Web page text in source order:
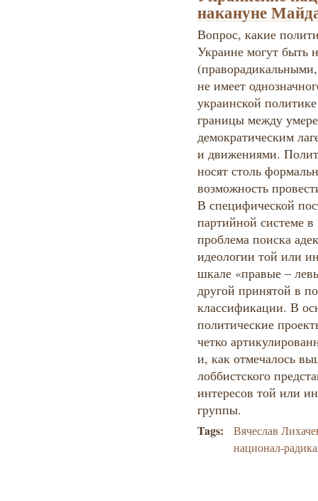
накануне
Вопрос, какие
Украине могут быть
не имеет
украинской
границы между
демократическим
и движениями.
носят столь
возможность
В специфической
партийной системе в
проблема поиска
идеологии той или
шкале «правые –
другой принятой в
классификации. В
политические
четко
и, как отмечалось
лоббистского
интересов той или
группы.
Tags:
Вячеслав
национал-